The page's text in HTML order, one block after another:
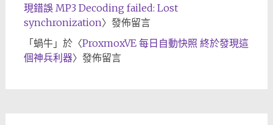
現錯誤 MP3 Decoding failed: Lost
synchronization〉發佈留言
「 蝸牛」於〈ProxmoxVE 每日自動快照 終於發現這
個神兵利器〉發佈留言